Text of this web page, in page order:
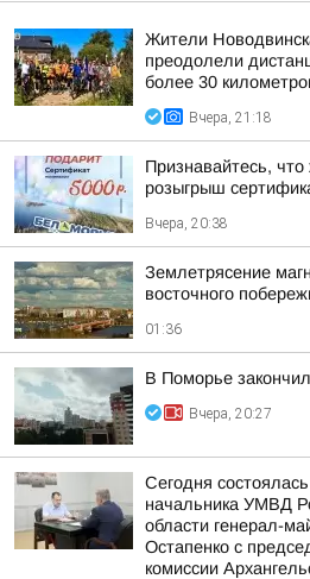
Жители
преодолели
более 30
Вчера, 21:18
Признавайтесь,
розыгрыш
Вчера, 20:38
Землетрясение
восточного
01:36
В Поморье
Вчера, 20:27
Сегодня
начальника УМВД
области генерал-
Остапенко с
комиссии